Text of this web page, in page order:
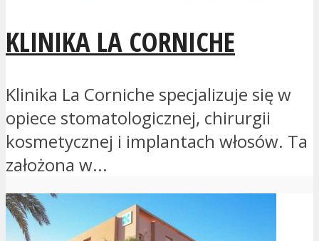
KLINIKA LA CORNICHE
Klinika La Corniche specjalizuje się w
opiece stomatologicznej, chirurgii
kosmetycznej i implantach włosów. Ta
założona w...